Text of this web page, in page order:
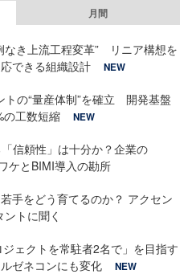
月間
なき上流工程変革” リニア構想を
できる組織設計
NEW
トの“量産体制”を確立 開発基盤
の工数短縮
NEW
信頼性」は十分か？企業の
ケとBIMI導入の勘所
手をどう育てるのか？ アクセン
トに聞く
ェクトを常駐者2名で」を目指す
ゼネコンにも変化
NEW